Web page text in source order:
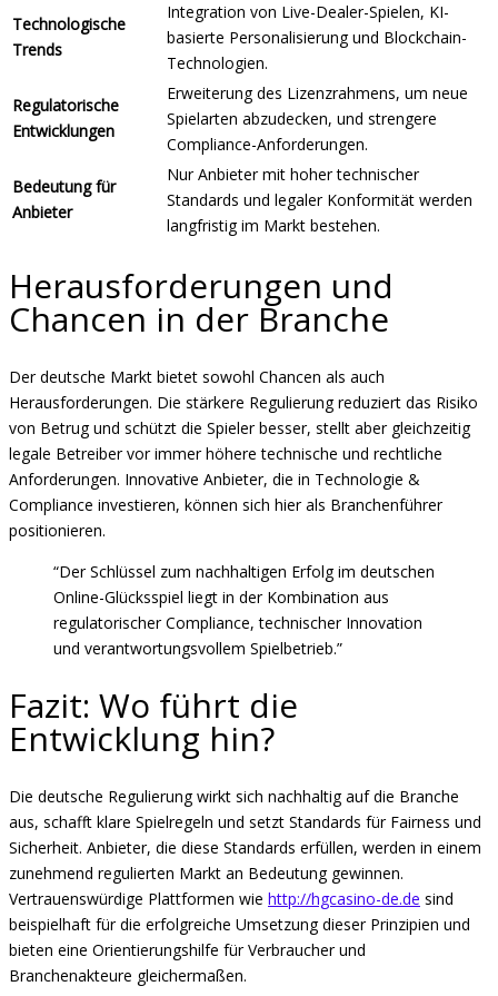
Technologische
Trends
Integration von Live-Dealer-Spielen, KI-
basierte Personalisierung und Blockchain-
Technologien.
Regulatorische
Entwicklungen
Erweiterung des Lizenzrahmens, um neue
Spielarten abzudecken, und strengere
Compliance-Anforderungen.
Bedeutung für
Anbieter
Nur Anbieter mit hoher technischer
Standards und legaler Konformität werden
langfristig im Markt bestehen.
Herausforderungen und
Chancen in der Branche
Der deutsche Markt bietet sowohl Chancen als auch
Herausforderungen. Die stärkere Regulierung reduziert das Risiko
von Betrug und schützt die Spieler besser, stellt aber gleichzeitig
legale Betreiber vor immer höhere technische und rechtliche
Anforderungen. Innovative Anbieter, die in Technologie &
Compliance investieren, können sich hier als Branchenführer
positionieren.
“Der Schlüssel zum nachhaltigen Erfolg im deutschen
Online-Glücksspiel liegt in der Kombination aus
regulatorischer Compliance, technischer Innovation
und verantwortungsvollem Spielbetrieb.”
Fazit: Wo führt die
Entwicklung hin?
Die deutsche Regulierung wirkt sich nachhaltig auf die Branche
aus, schafft klare Spielregeln und setzt Standards für Fairness und
Sicherheit. Anbieter, die diese Standards erfüllen, werden in einem
zunehmend regulierten Markt an Bedeutung gewinnen.
Vertrauenswürdige Plattformen wie http://hgcasino-de.de sind
beispielhaft für die erfolgreiche Umsetzung dieser Prinzipien und
bieten eine Orientierungshilfe für Verbraucher und
Branchenakteure gleichermaßen.